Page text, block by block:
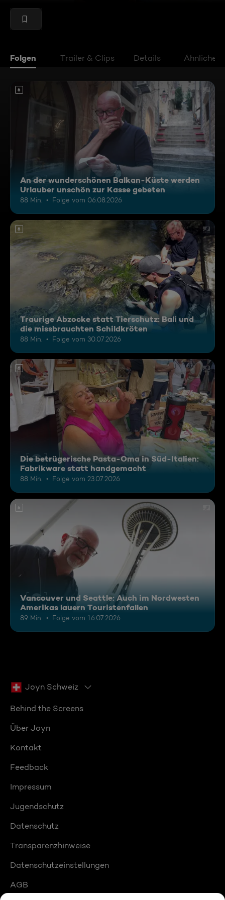
Folgen Trailer & Clips Details Ähnliche
6
An der wunderschönen Balkan-Küste werden
Urlauber unschön zur Kasse gebeten
88 Min. Folge vom 06.08.2026
6
Traurige Abzocke statt Tierschutz: Bali und
die missbrauchten Schildkröten
88 Min. Folge vom 30.07.2026
6
Die betrügerische Pasta-Oma in Süd-Italien:
Fabrikware statt handgemacht
88 Min. Folge vom 23.07.2026
6
Vancouver und Seattle: Auch im Nordwesten
Amerikas lauern Touristenfallen
89 Min. Folge vom 16.07.2026
Joyn Schweiz
Behind the Screens
Über Joyn
Kontakt
Feedback
Impressum
Jugendschutz
Datenschutz
Transparenzhinweise
Datenschutzeinstellungen
AGB